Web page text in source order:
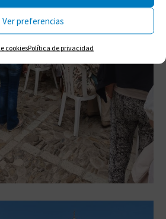
Ver preferencias
cookiesPolítica de privacidad